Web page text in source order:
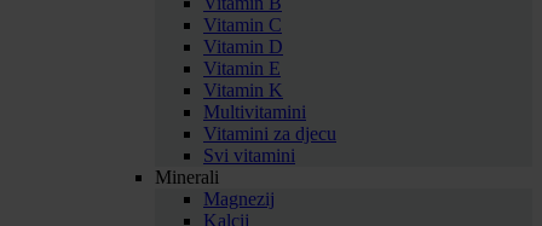
Vitamin C
Vitamin D
Vitamin E
Vitamin K
Multivitamini
Vitamini za djecu
Svi vitamini
Minerali
Magnezij
Kalcij